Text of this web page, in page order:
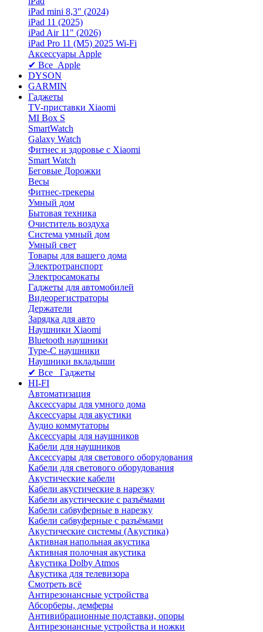
iPad mini 8,3″ (2024)
iPad 11 (2025)
iPad Air 11" (2026)
iPad Pro 11 (M5) 2025 Wi-Fi
Аксессуары Apple
✔ Все Apple
DYSON
GARMIN
Гаджеты
TV-приставки Xiaomi
MI Box S
SmartWatch
Galaxy Watch
Фитнес и здоровье с Xiaomi
Smart Watch
Беговые Дорожки
Весы
Фитнес-трекеры
Умный дом
Бытовая техника
Очиститель воздуха
Система умный дом
Умный свет
Товары для вашего дома
Электротранспорт
Электросамокаты
Гаджеты для автомобилей
Видеорегистраторы
Держатели
Зарядка для авто
Наушники Xiaomi
Bluetooth наушники
Type-C наушники
Наушники вкладыши
✔ Все Гаджеты
HI-FI
Автоматизация
Аксессуары для умного дома
Аксессуары для акустики
Аудио коммутаторы
Аксессуары для наушников
Кабели для наушников
Аксессуары для светового оборудования
Кабели для светового оборудования
Акустические кабели
Кабели акустические в нарезку
Кабели акустические с разъёмами
Кабели сабвуферные в нарезку
Кабели сабвуферные с разъёмами
Акустические системы (Акустика)
Активная напольная акустика
Активная полочная акустика
Акустика Dolby Atmos
Акустика для телевизора
Смотреть всё
Антирезонансные устройства
Абсорберы, демферы
Антивибрационные подставки, опоры
Антирезонансные устройства и ножки